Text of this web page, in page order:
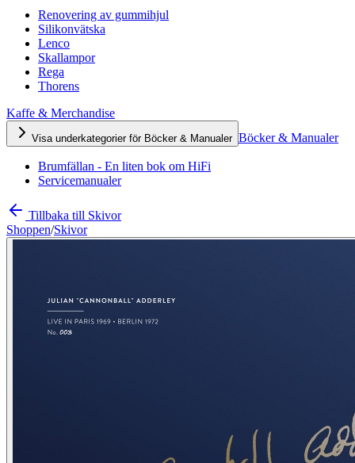
Renovering av gummihjul
Silikonvätska
Lenco
Skallampor
Rega
Thorens
Kaffe & Merchandise
Visa underkategorier för Böcker & Manualer Böcker & Manualer
Brumfällan - En liten bok om HiFi
Servicemanualer
Tillbaka till Skivor
Shoppen/Skivor